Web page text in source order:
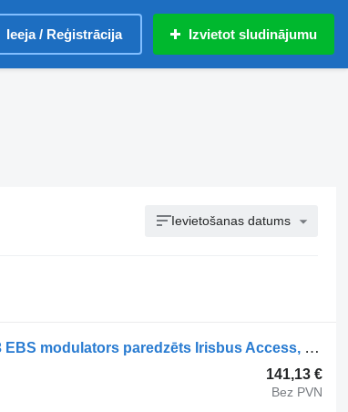
Ieeja / Reģistrācija Izvietot sludinājumu
Ievietošanas datums
Knorr-Bremse KAROSA (01.99-12.07) K023213 EBS modulators paredzēts Irisbus Access, Evadys, Axer, Karosa, Recreo, Domino, Agora, Citelis, Eurorider (1999-) autobusa
141,13 €
Bez PVN